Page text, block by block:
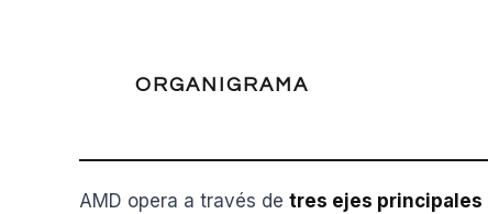
ORGANIGRAMA
AMD opera a través de tres ejes principales